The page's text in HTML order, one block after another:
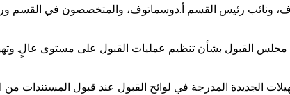
ونائب رئيس القسم أ.دوسماتوف، والمتخصصون في القسم
القبول بشأن تنظيم عمليات القبول على مستوى عالٍ.
الجديدة المدرجة في لوائح القبول عند قبول المستندات من